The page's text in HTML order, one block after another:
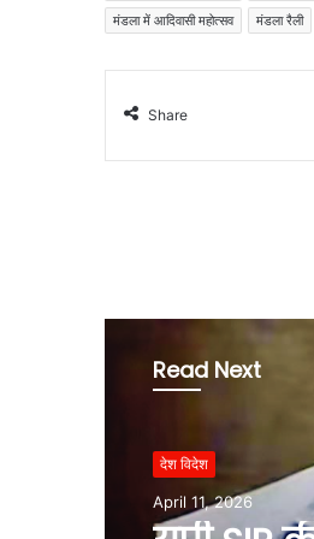
मंडला में आदिवासी महोत्सव
मंडला रैली
Share
Read Next
देश विदेश
April 11, 2026